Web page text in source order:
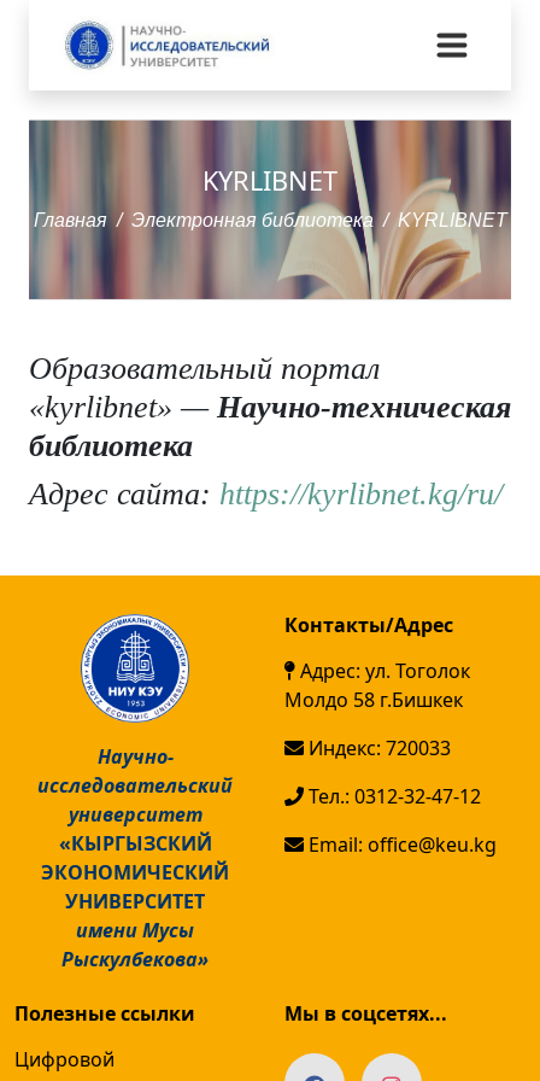
KYRLIBNET
Главная Электронная библиотека KYRLIBNET
Образовательный портал
«kyrlibnet» — Научно-техническая
библиотека
Адрес сайта: https://kyrlibnet.kg/ru/
Научно-
исследовательский
университет
«КЫРГЫЗСКИЙ
ЭКОНОМИЧЕСКИЙ
УНИВЕРСИТЕТ
имени Мусы
Рыскулбекова»
Контакты/Адрес
Адрес: ул. Тоголок
Молдо 58 г.Бишкек
Индекс: 720033
Тел.: 0312-32-47-12
Email: office@keu.kg
Полезные ссылки
Цифровой
Мы в соцсетях...